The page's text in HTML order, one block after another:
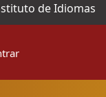
de Idiomas